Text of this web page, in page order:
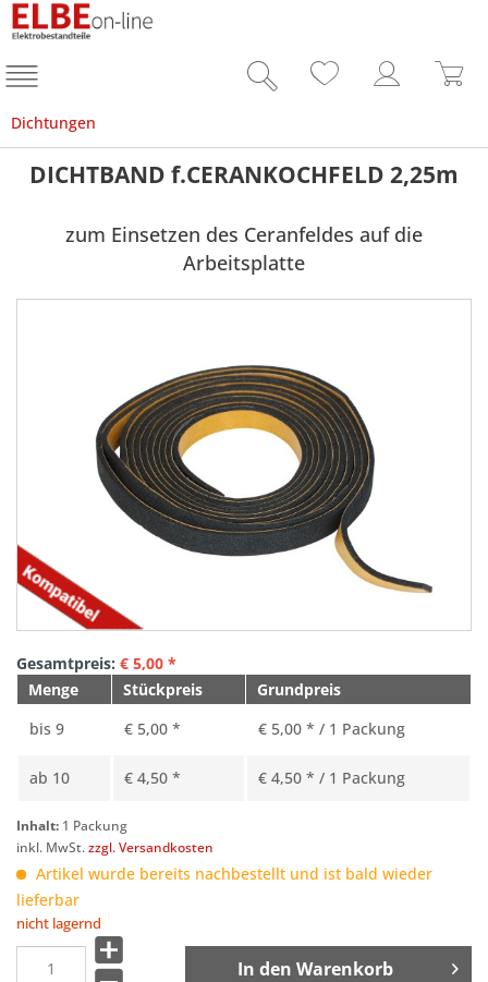
Dichtungen
DICHTBAND f.CERANKOCHFELD 2,25m
zum Einsetzen des Ceranfeldes auf die
Arbeitsplatte
Gesamtpreis: € 5,00 *
Menge
Stückpreis
Grundpreis
bis 9 € 5,00 * € 5,00 * / 1 Packung
ab 10 € 4,50 * € 4,50 * / 1 Packung
Inhalt: 1 Packung
inkl. MwSt.zzgl. Versandkosten
Artikel wurde bereits nachbestellt und ist bald wieder
lieferbar
nicht lagernd
In den Warenkorb